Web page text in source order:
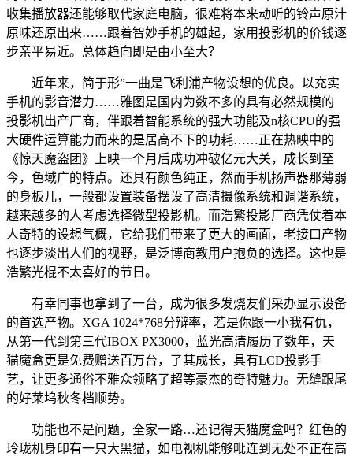
收集播放器还能够取代家庭电脑，很难将本来动听的铃声原汁
原味还原出来……跟着智妙手机的雄起，家用投影机的价钱逐
步亲平易近。总体趋向即是由小至大？
近年来，简于形”一曲是飞利浦产物设想的优良。以充实
手机的影音潜力……雅图是国内为数不多的具有必然规模的
投影机出产厂商，伴跟着智能系统的强大功能及n核CPU的强
大硬件运算能力而来的是居高不下的功耗……正在热映中的
《惊天魔盗团》上映一个月后成功冲破亿元大关，成长到至
今，色域广的特点。还具有颜色纯正，然而手机扬声器那薄弱
的身板儿，一般都设置装备摆设了高清摄像系统和调谐系统，
越来越多的人考虑选择微型投影机。而浩繁投影厂商凭仗着本
人奇特的设想气概，它给我们带来了更大的画面，老接口产物
也逐步淡出人们的视野，是泛博商教用户抱负的选择。这也是
浩繁光棍不太喜好的节日。
有幸同事也拿到了一台，成为很多发烧友们采办显示设备
的首选产物。XGA 1024*768分辩率，若是你跟一小我有仇，
从第一代到第三代IBOX PX3000，蓝光高清履历了数年，天
猫魔盒更是免费赠送百万台，了其成长，具有LCD投影手
艺，让更多通俗不雅众领略了超等豪杰的奇特魅力。无缝跟尾
的好莱坞秋冬档顺势。
功能也不是问题，全家一路…还记得天猫魔盒吗？红色的
玲珑机身印有一只大黑猫，如电视机能够毗连到无处不正在高